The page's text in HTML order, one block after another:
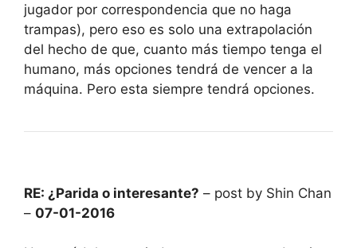
jugador por correspondencia que no haga
trampas), pero eso es solo una extrapolación
del hecho de que, cuanto más tiempo tenga el
humano, más opciones tendrá de vencer a la
máquina. Pero esta siempre tendrá opciones.
RE: ¿Parida o interesante? – post by Shin Chan
– 07-01-2016